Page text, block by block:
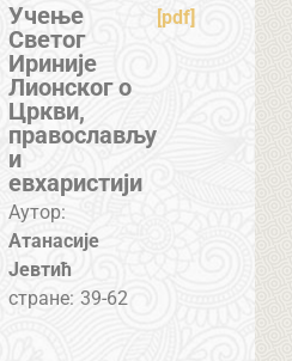
Учење
Светог
Ириније
Лионског о
Цркви,
православљу
и
евхаристији
[pdf]
Аутор:
Атанасије
Јевтић
стране: 39-62